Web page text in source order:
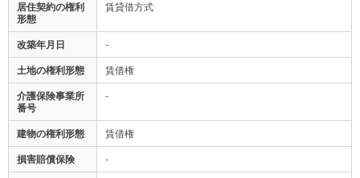
居住契約の権利
形態
賃貸借方式
改築年月日 -
土地の権利形態 賃借権
介護保険事業所
番号
-
建物の権利形態 賃借権
損害賠償保険 -